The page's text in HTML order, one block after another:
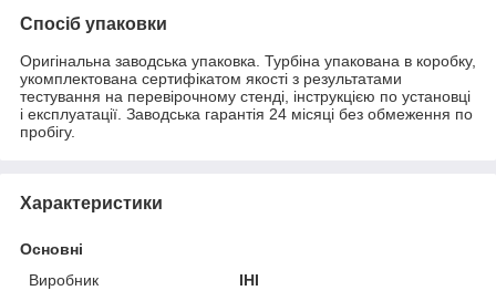
Спосіб упаковки
Оригінальна заводська упаковка. Турбіна упакована в коробку,
укомплектована сертифікатом якості з результатами
тестування на перевірочному стенді, інструкцією по установці
і експлуатації. Заводська гарантія 24 місяці без обмеження по
пробігу.
Характеристики
Основні
Виробник
IHI